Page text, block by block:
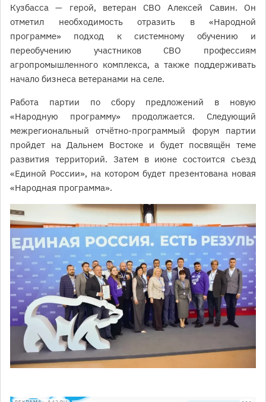
Кузбасса — герой, ветеран СВО Алексей Савин. Он
отметил необходимость отразить в «Народной
программе» подход к системному обучению и
переобучению участников СВО профессиям
агропромышленного комплекса, а также поддерживать
начало бизнеса ветеранами на селе.
Работа партии по сбору предложений в новую
«Народную программу» продолжается. Следующий
межрегиональный отчётно-программый форум партии
пройдет на Дальнем Востоке и будет посвящён теме
развития территорий. Затем в июне состоится съезд
«Единой России», на котором будет презентована новая
«Народная программа».